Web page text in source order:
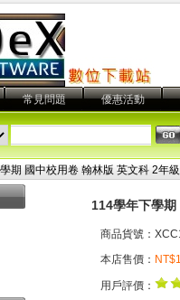
常見問題 優惠活動
期 國中校用卷 翰林版 英文科 2年
114學年下學
商品貨號：
本店售價：
用戶評價：